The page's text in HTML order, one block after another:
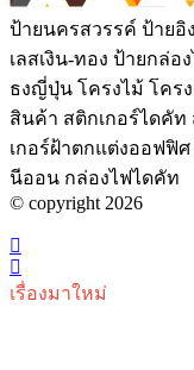
ป้ายนครสวรรค์ ป้าย
เลสเงิน-ทอง ป้ายกล่
ธงญี่ปุ่น โครงไม้ โครง
สินค้า สติกเกอร์ไดคัท
เกอร์ฝ้าตกแต่งออฟฟิ
นีออน กล่องไฟไดคัท
© copyright 2026
เรื่องมาใหม่